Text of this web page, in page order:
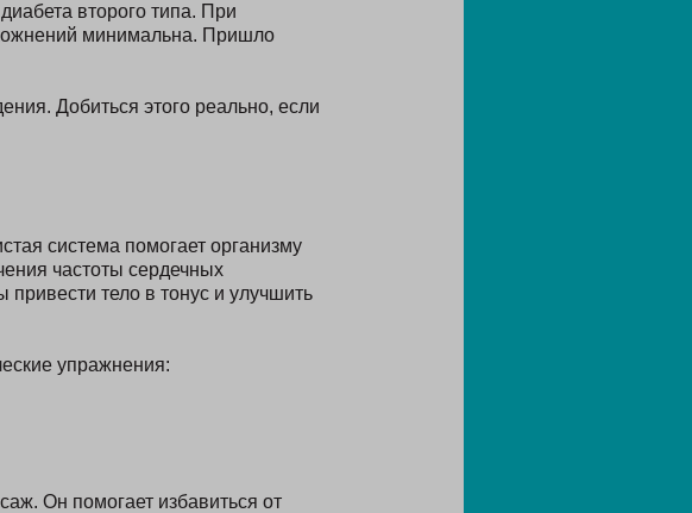
второго типа. При
минимальна. Пришло
Добиться этого реально, если
система помогает организму
частоты сердечных
тело в тонус и улучшить
упражнения:
Он помогает избавиться от